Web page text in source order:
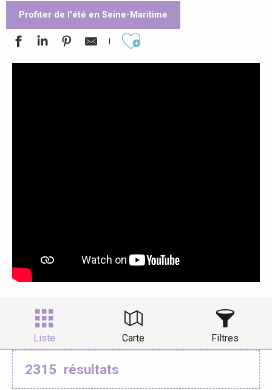
Profiter de l'été en Seine-Maritime
Ajouter aux favoris
Liste Carte Filtres
2315 résultats